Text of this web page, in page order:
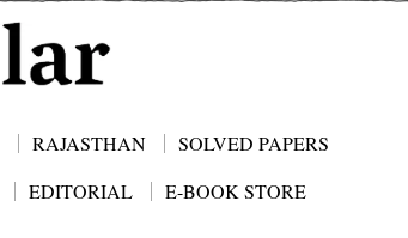
RAJASTHAN
SOLVED PAPERS
EDITORIAL
E-BOOK STORE